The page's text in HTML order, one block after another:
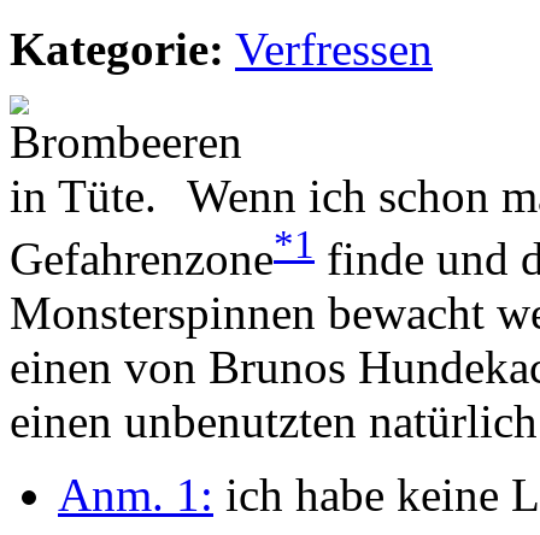
Kategorie: Verfressen
Wenn ich schon
Gefahrenzone*1 finde und
Monsterspinnen bewacht
einen von Brunos
einen unbenutzten
Anm. 1: ich habe keine